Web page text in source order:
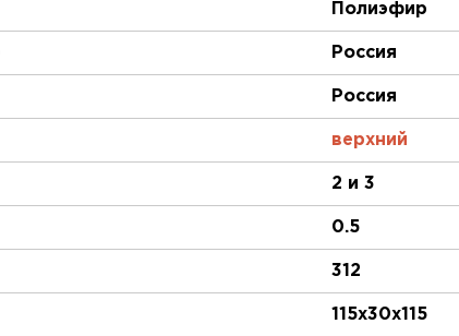
Полиэфир
Россия
Россия
верхний
2 и 3
0.5
312
115х30х115